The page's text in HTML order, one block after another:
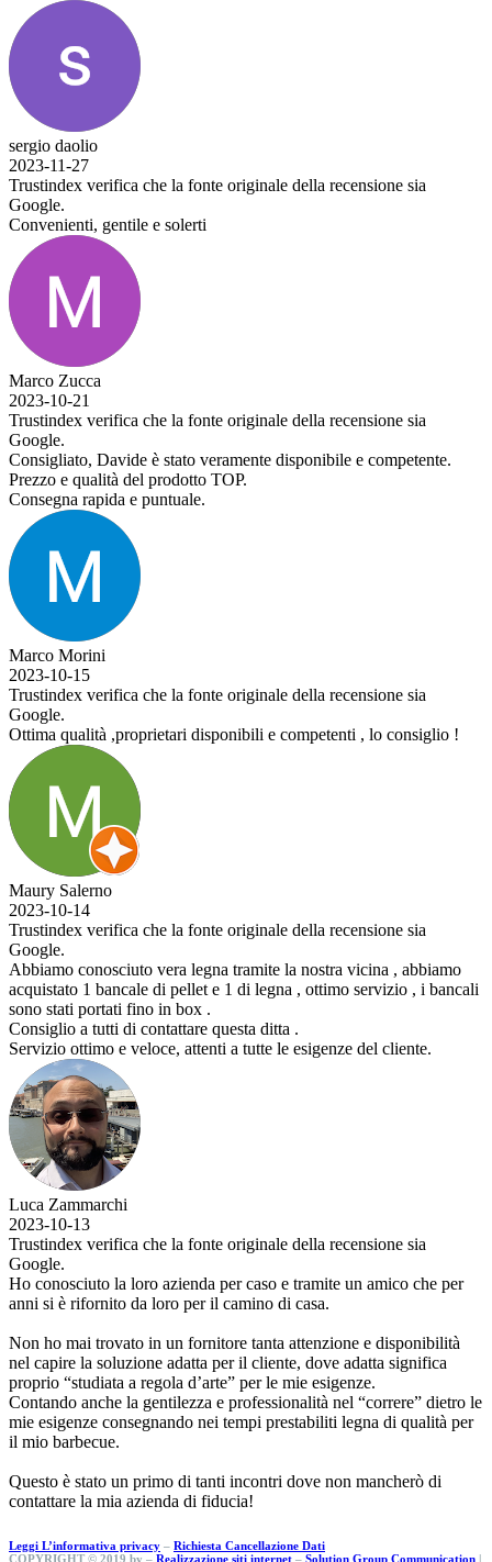
sergio daolio
2023-11-27
Trustindex verifica che la fonte originale della recensione sia
Google.
Convenienti, gentile e solerti
Marco Zucca
2023-10-21
Trustindex verifica che la fonte originale della recensione sia
Google.
Consigliato, Davide è stato veramente disponibile e competente.
Prezzo e qualità del prodotto TOP.
Consegna rapida e puntuale.
Marco Morini
2023-10-15
Trustindex verifica che la fonte originale della recensione sia
Google.
Ottima qualità ,proprietari disponibili e competenti , lo consiglio !
Maury Salerno
2023-10-14
Trustindex verifica che la fonte originale della recensione sia
Google.
Abbiamo conosciuto vera legna tramite la nostra vicina , abbiamo
acquistato 1 bancale di pellet e 1 di legna , ottimo servizio , i bancali
sono stati portati fino in box .
Consiglio a tutti di contattare questa ditta .
Servizio ottimo e veloce, attenti a tutte le esigenze del cliente.
Luca Zammarchi
2023-10-13
Trustindex verifica che la fonte originale della recensione sia
Google.
Ho conosciuto la loro azienda per caso e tramite un amico che per
anni si è rifornito da loro per il camino di casa.
Non ho mai trovato in un fornitore tanta attenzione e disponibilità
nel capire la soluzione adatta per il cliente, dove adatta significa
proprio “studiata a regola d’arte” per le mie esigenze.
Contando anche la gentilezza e professionalità nel “correre” dietro le
mie esigenze consegnando nei tempi prestabiliti legna di qualità per
il mio barbecue.
Questo è stato un primo di tanti incontri dove non mancherò di
contattare la mia azienda di fiducia!
Leggi L’informativa privacy – Richiesta Cancellazione Dati
COPYRIGHT © 2019 by – Realizzazione siti internet – Solution Group Communication |